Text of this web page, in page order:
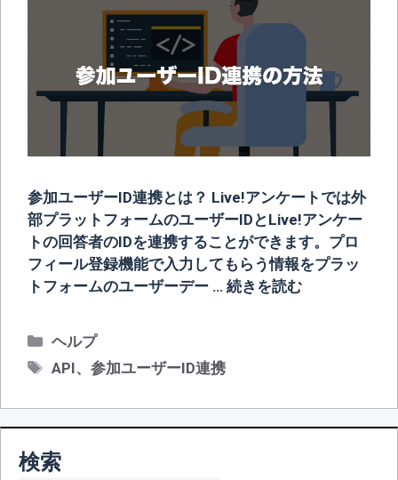
参加ユーザーID連携とは？ Live!アンケートでは外
部プラットフォームのユーザーIDとLive!アンケー
トの回答者のIDを連携することができます。プロ
フィール登録機能で入力してもらう情報をプラッ
トフォームのユーザーデー … 続きを読む
カ
テ
リ
ー
ヘルプ
タ
API、参加ユーザーID連携
検索